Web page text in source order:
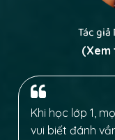
Tác
(Xem
Khi học lớp 1,
vui biết đánh